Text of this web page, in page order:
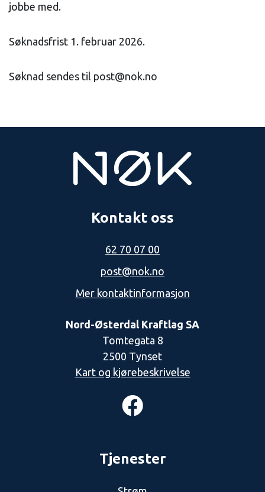
jobbe med.
Søknadsfrist 1. februar 2026.
Søknad sendes til post@nok.no
Kontakt oss
62 70 07 00
post@nok.no
Mer kontaktinformasjon
Nord-Østerdal Kraftlag SA
Tomtegata 8
2500 Tynset
Kart og kjørebeskrivelse
Tjenester